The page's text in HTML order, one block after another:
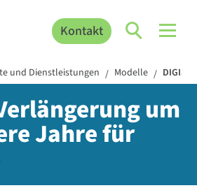
Kontakt
und Dienstleistungen / Modelle /
um
Jahre für